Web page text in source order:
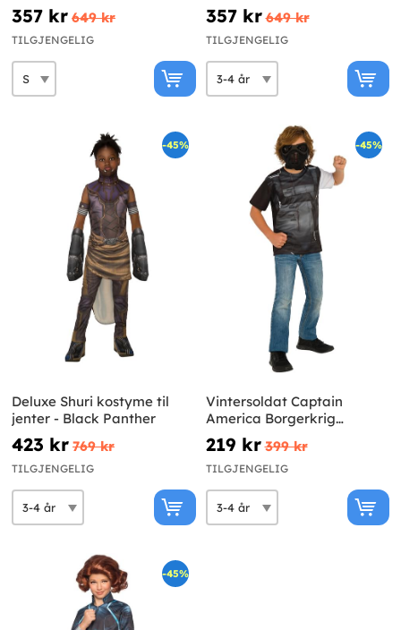
357 kr 649 kr
TILGJENGELIG
357 kr 649 kr
TILGJENGELIG
-45%
Deluxe Shuri kostyme til
jenter - Black Panther
423 kr 769 kr
TILGJENGELIG
-45%
Vintersoldat Captain
America Borgerkrig
Kostymesett Gutt
219 kr 399 kr
TILGJENGELIG
-45%